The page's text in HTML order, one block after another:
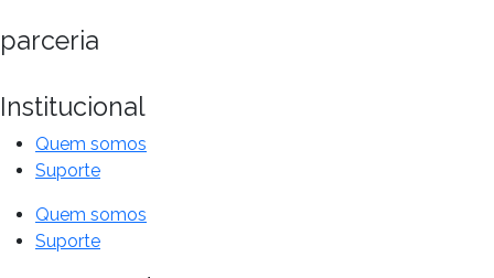
parceria
Institucional
Quem somos
Suporte
Quem somos
Suporte